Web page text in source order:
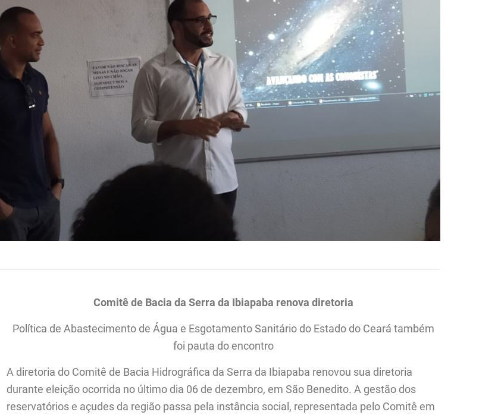
Comitê de Bacia da Serra da Ibiapaba renova diretoria
Política de Abastecimento de Água e Esgotamento Sanitário do Estado do Ceará também
foi pauta do encontro
A diretoria do Comitê de Bacia Hidrográfica da Serra da Ibiapaba renovou sua diretoria
durante eleição ocorrida no último dia 06 de dezembro, em São Benedito. A gestão dos
reservatórios e açudes da região passa pela instância social, representada pelo Comitê em